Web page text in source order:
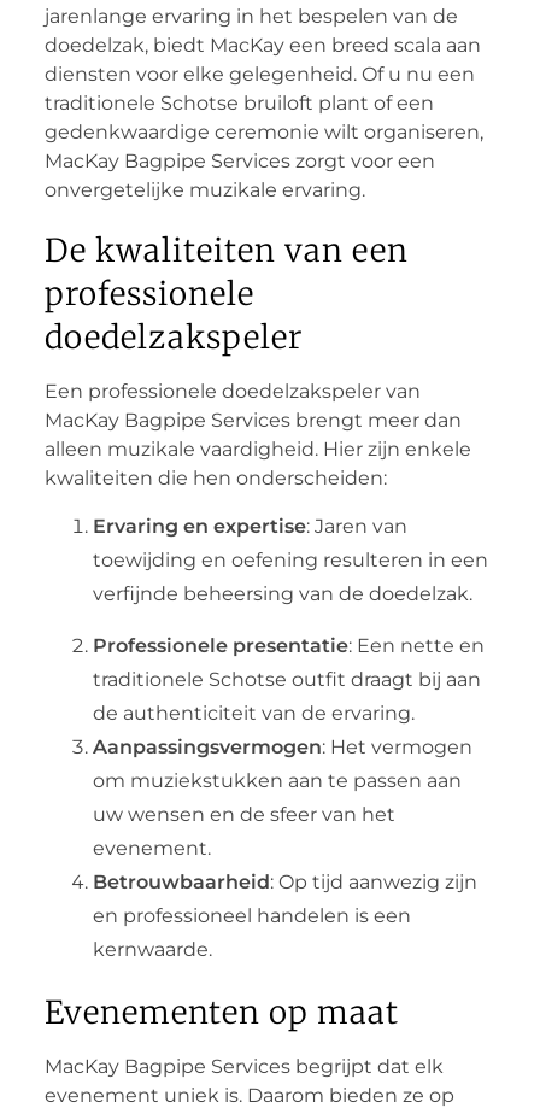
jarenlange ervaring in het bespelen van de
doedelzak, biedt MacKay een breed scala aan
diensten voor elke gelegenheid. Of u nu een
traditionele Schotse bruiloft plant of een
gedenkwaardige ceremonie wilt organiseren,
MacKay Bagpipe Services zorgt voor een
onvergetelijke muzikale ervaring.
De kwaliteiten van een
professionele
doedelzakspeler
Een professionele doedelzakspeler van
MacKay Bagpipe Services brengt meer dan
alleen muzikale vaardigheid. Hier zijn enkele
kwaliteiten die hen onderscheiden:
Ervaring en expertise: Jaren van
toewijding en oefening resulteren in een
verfijnde beheersing van de doedelzak.
Professionele presentatie: Een nette en
traditionele Schotse outfit draagt bij aan
de authenticiteit van de ervaring.
Aanpassingsvermogen: Het vermogen
om muziekstukken aan te passen aan
uw wensen en de sfeer van het
evenement.
Betrouwbaarheid: Op tijd aanwezig zijn
en professioneel handelen is een
kernwaarde.
Evenementen op maat
MacKay Bagpipe Services begrijpt dat elk
evenement uniek is. Daarom bieden ze op